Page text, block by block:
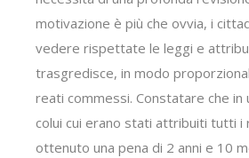
motivazione è più che ovvia, i
vedere rispettate le leggi e
trasgredisce, in modo
reati commessi. Constatare che
colui cui erano stati attribuiti tutti i
ottenuto una pena di 2 anni e 10